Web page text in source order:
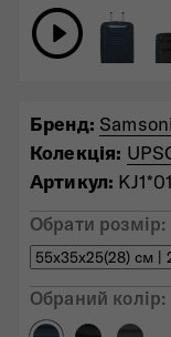
Бренд:
Колекція:
Артикул:
Обрати розмір:
Обраний колiр: